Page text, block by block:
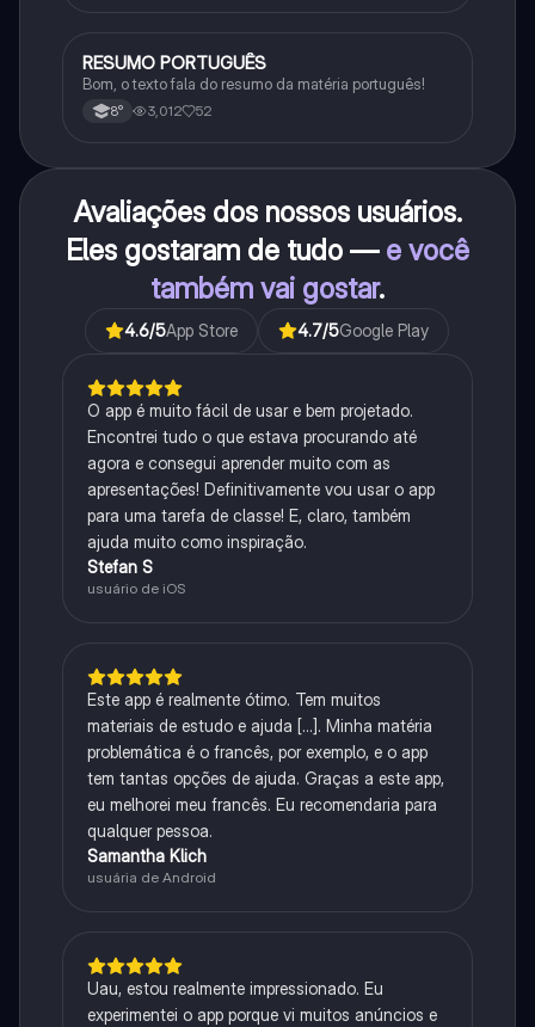
Português
RESUMO PORTUGUÊS
Bom, o texto fala do resumo da matéria português!
8° 3,012 52
Avaliações dos nossos usuários.
Eles gostaram de tudo — e você
também vai gostar.
4.6/5App Store 4.7/5Google Play
O app é muito fácil de usar e bem projetado.
Encontrei tudo o que estava procurando até
agora e consegui aprender muito com as
apresentações! Definitivamente vou usar o app
para uma tarefa de classe! E, claro, também
ajuda muito como inspiração.
Stefan S
usuário de iOS
Este app é realmente ótimo. Tem muitos
materiais de estudo e ajuda [...]. Minha matéria
problemática é o francês, por exemplo, e o app
tem tantas opções de ajuda. Graças a este app,
eu melhorei meu francês. Eu recomendaria para
qualquer pessoa.
Samantha Klich
usuária de Android
Uau, estou realmente impressionado. Eu
experimentei o app porque vi muitos anúncios e